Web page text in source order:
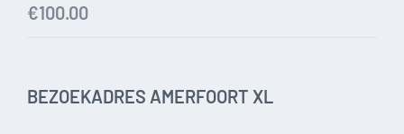
€100.00
BEZOEKADRES AMERFOORT XL